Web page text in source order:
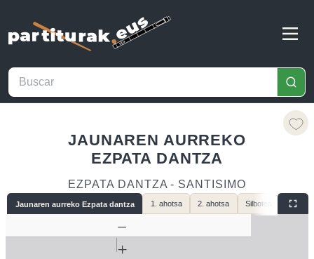
JAUNAREN AURREKO
EZPATA DANTZA
EZPATA DANTZA - SANTISIMO
Jaunaren aurreko Ezpata dantza 1. ahotsa 2. ahotsa Silbotea